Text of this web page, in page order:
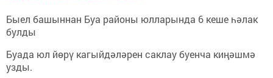
Быел башыннан Буа районы юлларында 6 кеше һәлак
булды
Буада юл йөрү кагыйдәләрен саклау буенча киңәшмә
узды.